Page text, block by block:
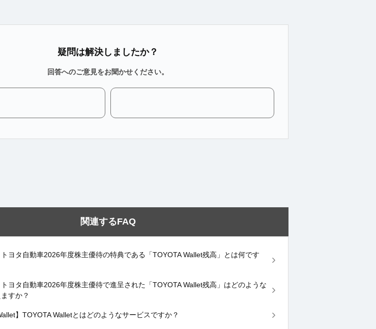
疑問は解決しましたか？
回答へのご意見をお聞かせください。
関連するFAQ
トヨタ自動車2026年度株主優待の特典である「TOYOTA Wallet残高」とは何です
トヨタ自動車2026年度株主優待で進呈された「TOYOTA Wallet残高」はどのような
すか？
】TOYOTA Walletとはどのようなサービスですか？